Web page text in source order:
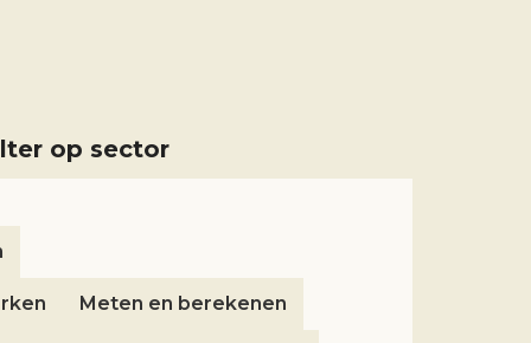
op sector
Meten en berekenen